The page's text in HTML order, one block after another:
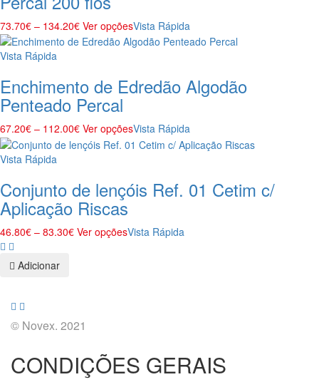
73.70€ – 134.20€ Ver opçõesVista Rápida
Vista Rápida
Enchimento de Edredão Algodão
Penteado Percal
67.20€ – 112.00€ Ver opçõesVista Rápida
Vista Rápida
Conjunto de lençóis Ref. 01 Cetim c/
Aplicação Riscas
46.80€ – 83.30€ Ver opçõesVista Rápida
Adicionar
© Novex. 2021
CONDIÇÕES GERAIS